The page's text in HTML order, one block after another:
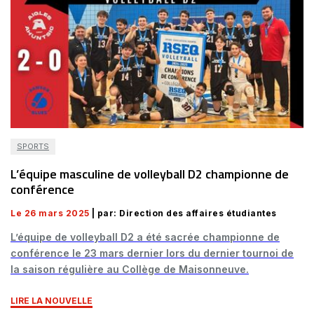
SPORTS
L’équipe masculine de volleyball D2 championne de
conférence
Le 26 mars 2025 | par: Direction des affaires étudiantes
L’équipe de volleyball D2 a été sacrée championne de
conférence le 23 mars dernier lors du dernier tournoi de
la saison régulière au Collège de Maisonneuve.
LIRE LA NOUVELLE